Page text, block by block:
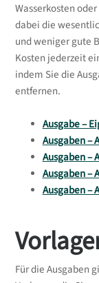
Wasserkosten
dabei die
und weniger gute
Kosten jederzeit
indem Sie die
entfernen.
Ausgabe –
Ausgaben –
Ausgaben –
Ausgaben –
Ausgaben –
Für die Ausgaben